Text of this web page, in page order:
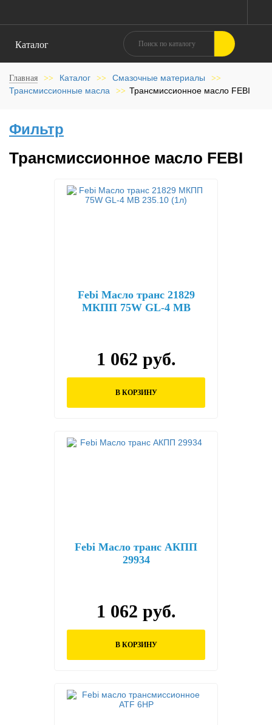
Каталог
Главная >> Каталог >> Смазочные материалы >>
Трансмиссионные масла >> Трансмиссионное масло FEBI
Фильтр
Трансмиссионное масло FEBI
Febi Масло транс 21829
МКПП 75W GL-4 MB
1 062 руб.
В КОРЗИНУ
Febi Масло транс АКПП
29934
1 062 руб.
В КОРЗИНУ